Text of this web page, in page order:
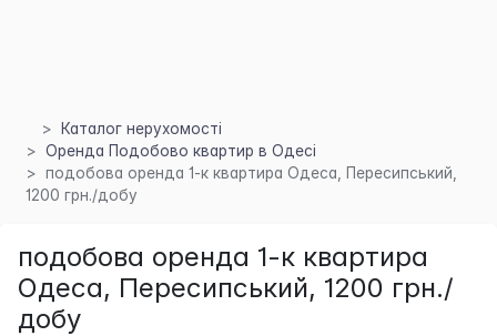
Каталог нерухомості
Оренда Подобово квартир в Одесі
подобова оренда 1-к квартира Одеса, Пересипський,
1200 грн./добу
подобова оренда 1-к квартира
Одеса, Пересипський, 1200 грн./
добу